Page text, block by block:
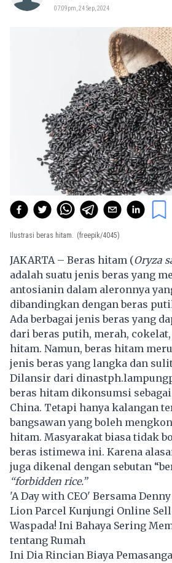
07:09pm, 24 Sep, 2024
Ilustrasi beras hitam. (freepik/4045)
JAKARTA – Beras hitam (Oryza
adalah suatu jenis beras yang
antosianin dalam aleronnya
dibandingkan denganberas
Ada berbagai jenis beras yang
dari beras putih, merah,
hitam. Namun, beras hitam
jenis beras yang langka dan
Dilansir dari
beras hitam dikonsumsi
China. Tetapi hanya kalangan
bangsawan yang boleh
hitam. Masyarakat biasa tidak
beras istimewa ini. Karena
juga dikenal dengan sebutan
“forbidden rice.”
'A Day with CEO' Bersama
Lion Parcel Kunjungi Online
Waspada! Ini Bahaya Sering
tentang Rumah
Ini Dia Rincian Biaya